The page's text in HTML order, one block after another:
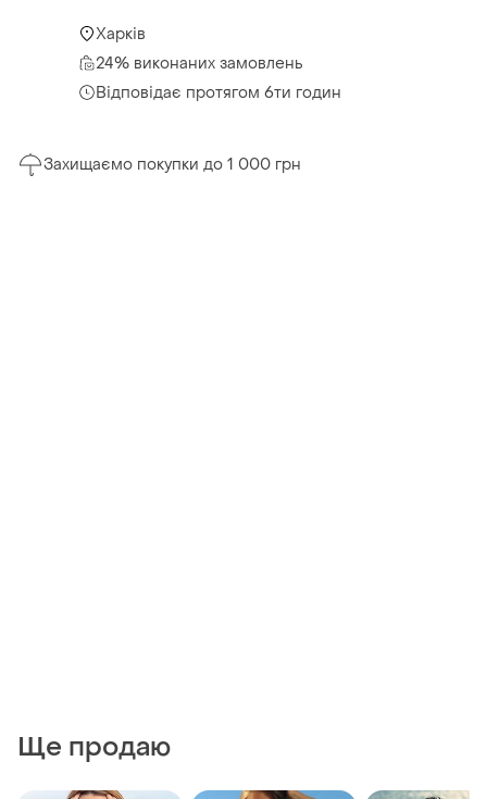
Харків
24% виконаних замовлень
Відповідає протягом 6ти годин
Захищаємо покупки до 1 000 грн
Ще продаю